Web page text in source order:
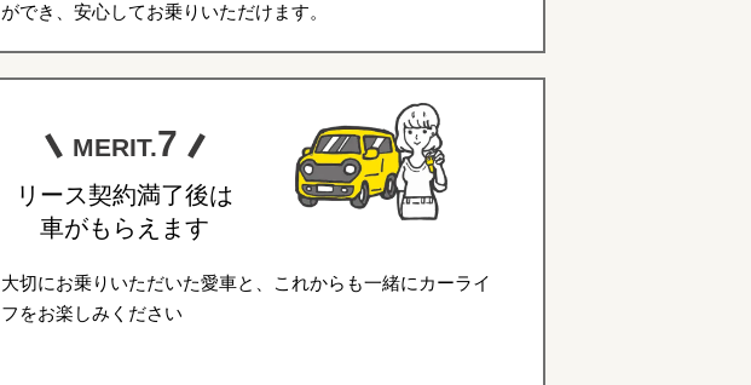
ができ、安心してお乗りいただけます。
MERIT.7
リース契約満了後は
車がもらえます
大切にお乗りいただいた愛車と、これからも一緒にカーライ
フをお楽しみください